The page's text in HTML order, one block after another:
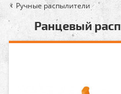
Ручные распылители
Ранцевый